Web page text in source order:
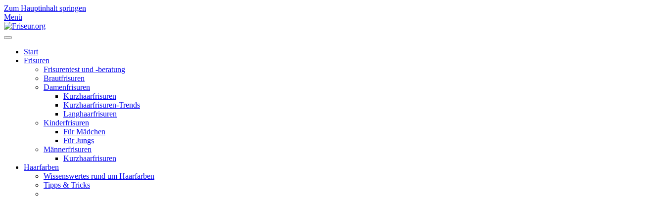
Zum Hauptinhalt springen
Menü
Start
Frisuren
Frisurentest und -beratung
Brautfrisuren
Damenfrisuren
Kurzhaarfrisuren
Kurzhaarfrisuren-Trends
Langhaarfrisuren
Kinderfrisuren
Für Mädchen
Für Jungs
Männerfrisuren
Kurzhaarfrisuren
Haarfarben
Wissenswertes rund um Haarfarben
Tipps & Tricks